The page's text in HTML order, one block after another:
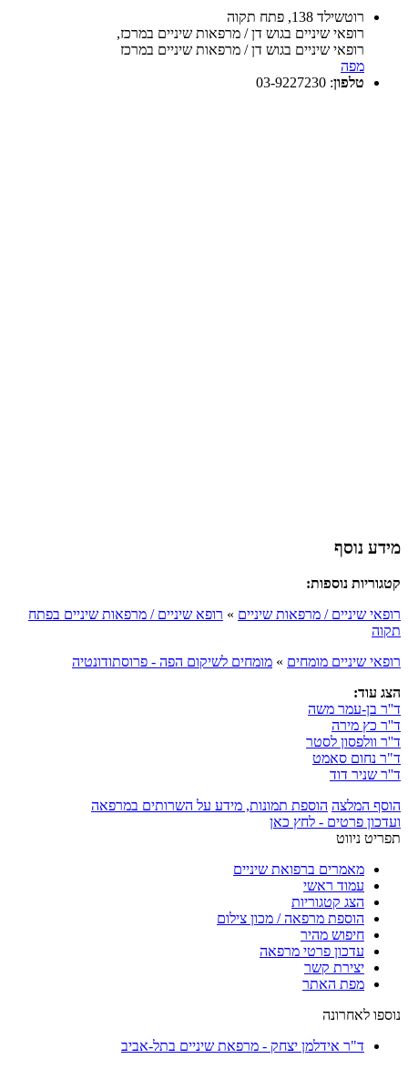
רוטשילד 138, פתח תקוה
רופאי שיניים בגוש דן / מרפאות שיניים במרכז,
רופאי שיניים בגוש דן / מרפאות שיניים במרכז
מפה
טלפון:
03-9227230
מידע נוסף
קטגוריות נוספות:
רופאי שיניים / מרפאות שיניים » רופא שיניים / מרפאות שיניים בפתח
תקוה
רופאי שיניים מומחים » מומחים לשיקום הפה - פרוסתודונטיה
הצג עוד:
ד''ר בן-עמר משה
ד''ר כץ מירה
ד''ר וולפסון לסטר
ד"ר נחום סאמט
ד''ר שניר דוד
הוסף המלצה הוספת תמונות, מידע על השרותים במרפאה
ועדכון פרטים - לחץ כאן
תפריט ניווט
מאמרים ברפואת שיניים
עמוד ראשי
הצג קטגוריות
הוספת מרפאה / מכון צילום
חיפוש מהיר
עדכון פרטי מרפאה
יצירת קשר
מפת האתר
נוספו לאחרונה
ד"ר אידלמן יצחק - מרפאת שיניים בתל-אביב